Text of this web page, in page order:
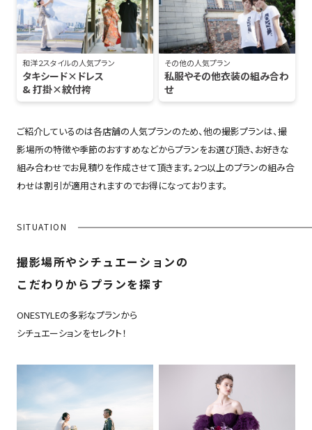
和洋２スタイルの人気プラン
タキシード×ドレス
& 打掛×紋付袴
その他の人気プラン
私服やその他衣装の組み合わ
せ
ご紹介しているのは各店舗の人気プランのため、他の撮影プランは、撮
影場所の特徴や季節のおすすめなどからプランをお選び頂き、お好きな
組み合わせでお見積りを作成させて頂きます。2つ以上のプランの組み合
わせは割引が適用されますのでお得になっております。
SITUATION
撮影場所やシチュエーションの
こだわりからプランを探す
ONESTYLEの多彩なプランから
シチュエーションをセレクト！